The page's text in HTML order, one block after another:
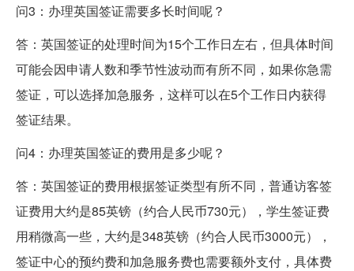
问3：办理英国签证需要多长时间呢？
答：英国签证的处理时间为15个工作日左右，但具体时间
可能会因申请人数和季节性波动而有所不同，如果你急需
签证，可以选择加急服务，这样可以在5个工作日内获得
签证结果。
问4：办理英国签证的费用是多少呢？
答：英国签证的费用根据签证类型有所不同，普通访客签
证费用大约是85英镑（约合人民币730元），学生签证费
用稍微高一些，大约是348英镑（约合人民币3000元），
签证中心的预约费和加急服务费也需要额外支付，具体费